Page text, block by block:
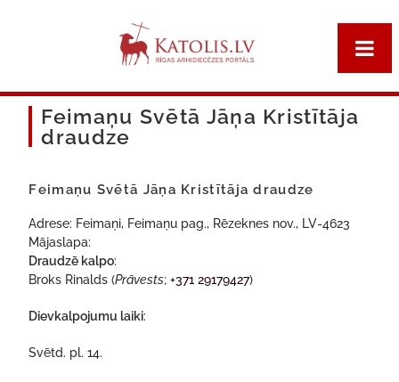
Feimaņu Svētā Jāņa Kristītāja
draudze
Feimaņu Svētā Jāņa Kristītāja draudze
Adrese: Feimaņi, Feimaņu pag., Rēzeknes nov., LV-4623
Mājaslapa:
Draudzē kalpo:
Broks Rinalds (Prāvests;+371 29179427)
Dievkalpojumu laiki:
Svētd. pl. 14.